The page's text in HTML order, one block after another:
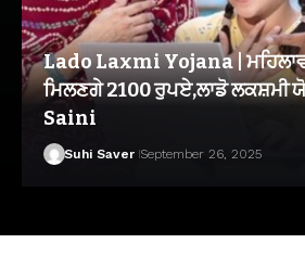
Lado Laxmi Yojana |
ਮਿਲਣਗੇ 2100 ਰੁਪਏ,ਲਾਡੋ ਲਕਸ਼ਮੀ
Saini
Suhi Saver September 26, 2025